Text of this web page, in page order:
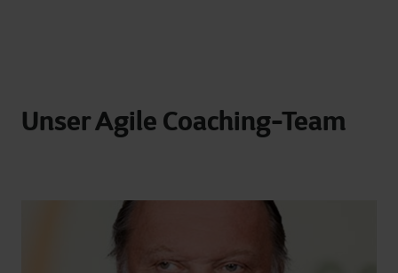
Unser Agile Coaching-Team